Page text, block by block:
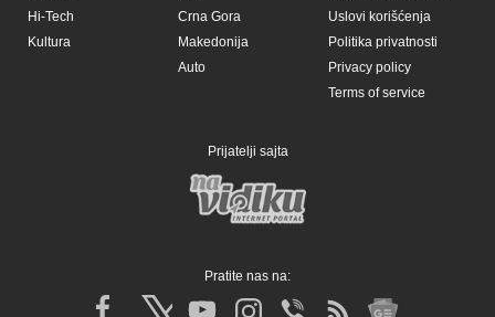
Hi-Tech
Kultura
Crna Gora
Makedonija
Auto
Uslovi korišćenja
Politika privatnosti
Privacy policy
Terms of service
Prijatelji sajta
Pratite nas na: